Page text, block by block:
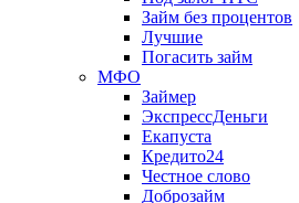
Займ без процентов
Лучшие
Погасить займ
МФО
Займер
ЭкспрессДеньги
Екапуста
Кредито24
Честное слово
Доброзайм